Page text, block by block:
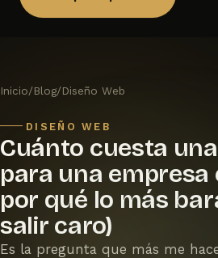
Aulas virtuales
Academias y centros de
Veterinarias
Editoriales
Joyerías
Floristerías
Inicio/Blog/Diseño Web
DISEÑO WEB
Cuánto cuesta
para una empresa
por qué lo más
salir caro)
Es la pregunta que más me